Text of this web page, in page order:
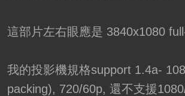
這部片左右眼應是 3840x1080
我的投影機規格support 1.4a-
packing), 720/60p, 還不支援